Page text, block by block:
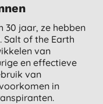
30 jaar, ze hebben
Salt of the Earth
van
en effectieve
van
in